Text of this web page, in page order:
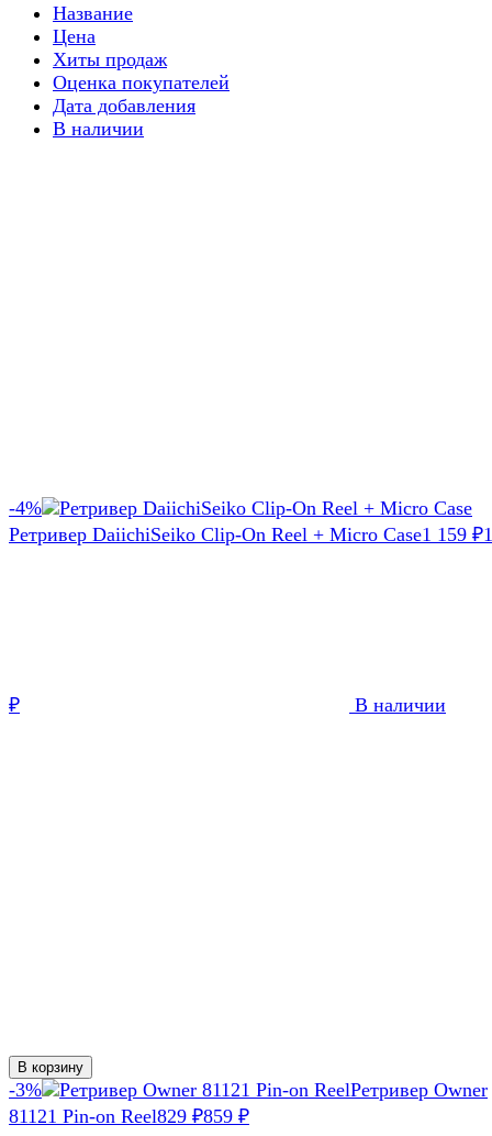
Название
Цена
Хиты продаж
Оценка покупателей
Дата добавления
В наличии
-4%
Ретривер DaiichiSeiko Clip-On Reel + Micro Case1 159 ₽
₽ В наличии
В корзину
-3%
Ретривер Owner
81121 Pin-on Reel829 ₽859 ₽